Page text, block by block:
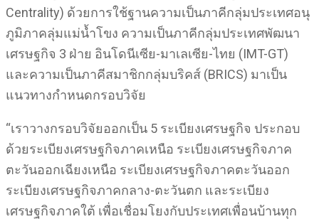
Centrality) ด้วยการใช้ฐานความเป็นภาคีกลุ่มประเทศอนุ
ภูมิภาคลุ่มแม่น้ำโขง ความเป็นภาคีกลุ่มประเทศพัฒนา
เศรษฐกิจ 3 ฝ่าย อินโดนีเซีย-มาเลเซีย-ไทย (IMT-GT)
และความเป็นภาคีสมาชิกกลุ่มบริคส์ (BRICS) มาเป็น
แนวทางกำหนดกรอบวิจัย
“เราวางกรอบวิจัยออกเป็น 5 ระเบียงเศรษฐกิจ ประกอบ
ด้วยระเบียงเศรษฐกิจภาคเหนือ ระเบียงเศรษฐกิจภาค
ตะวันออกเฉียงเหนือ ระเบียงเศรษฐกิจภาคตะวันออก
ระเบียงเศรษฐกิจภาคกลาง-ตะวันตก และระเบียง
เศรษฐกิจภาคใต้ เพื่อเชื่อมโยงกับประเทศเพื่อนบ้านทุก